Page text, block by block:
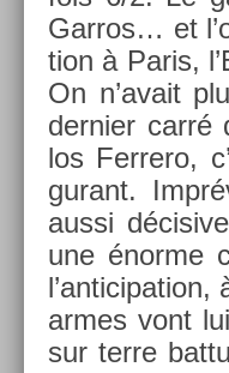
Garros… et
tion à Paris,
On n’avait
de­rni­er carré
los Fer­rero,
gurant.
aussi
une énorme
l’an­ticipa­tion,
armes vont
sur terre